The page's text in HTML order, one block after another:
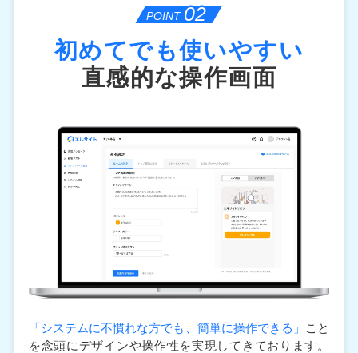
POINT
初めてでも使いやすい
直感的な操作画面
「システムに不慣れな方でも、簡単に操作できる」
こと
を念頭にデザインや操作性を実現してきております。